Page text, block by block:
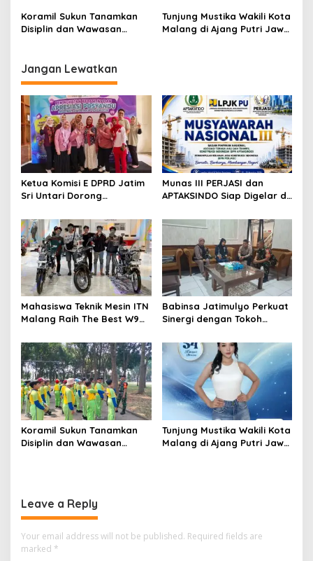
t
o
n
Vol 3, Buktikan Inovasi
Kampus di Panggung
Nasional
Kondusivitas Wilayah Lewat
Komsos
Koramil Sukun Tanamkan
Disiplin dan Wawasan
Tunjung Mustika Wakili Kota
Malang di Ajang Putri Jawa
Jangan Lewatkan
Ketua Komisi E DPRD Jatim
Sri Untari Dorong
Posyandu sebagai Garda
Terdepan Layanan
Kesehatan
Munas III PERJASI dan
APTAKSINDO Siap Digelar di
Semangat Perkuat Tata
Mahasiswa Teknik Mesin ITN
Malang Raih The Best W9
Vol 3, Buktikan Inovasi
Kampus di Panggung
Nasional
Babinsa Jatimulyo Perkuat
Sinergi dengan Tokoh
Kondusivitas Wilayah Lewat
Komsos
Koramil Sukun Tanamkan
Disiplin dan Wawasan
Tunjung Mustika Wakili Kota
Malang di Ajang Putri Jawa
Leave a Reply
Your email address will not be published. Required fields are
marked *